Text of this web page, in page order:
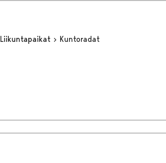
Liikuntapaikat Kuntoradat